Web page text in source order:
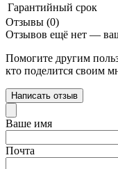
Гарантийный срок
Отзывы (0)
Отзывов ещё нет —
Помогите другим
кто поделится своим
Написать отзыв
Ваше имя
Почта